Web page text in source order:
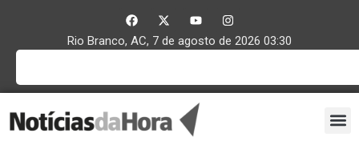
Rio Branco, AC, 7 de agosto de 2026 03:30